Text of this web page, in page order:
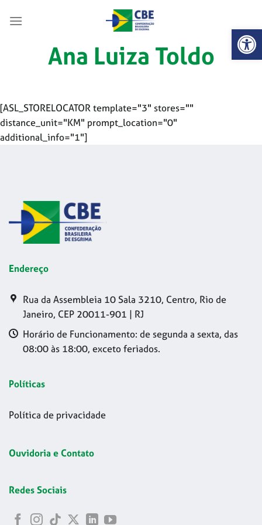
Abrir
Ana Luiza Toldo
[ASL_STORELOCATOR template="3" stores=""
distance_unit="KM" prompt_location="0"
additional_info="1"]
Endereço
Rua da Assembleia 10 Sala 3210, Centro, Rio de
Janeiro, CEP 20011-901 | RJ
Horário de Funcionamento: de segunda a sexta, das
08:00 às 18:00, exceto feriados.
Políticas
Política de privacidade
Ouvidoria e Contato
Redes Sociais